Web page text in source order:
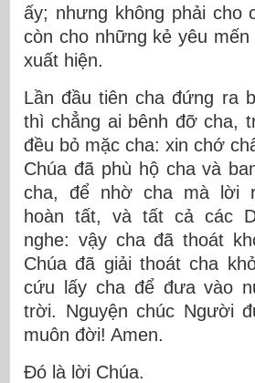
ấy; nhưng không phải cho
còn cho những kẻ yêu
xuất hiện.
Lần đầu tiên cha đứng ra
thì chẳng ai bênh đỡ cha,
đều bỏ mặc cha: xin chớ
Chúa đã phù hộ cha và
cha, để nhờ cha mà lời
hoàn tất, và tất cả các
nghe: vậy cha đã thoát
Chúa đã giải thoát cha
cứu lấy cha để đưa vào
trời. Nguyện chúc Người
muôn đời! Amen.
Ðó là lời Chúa.